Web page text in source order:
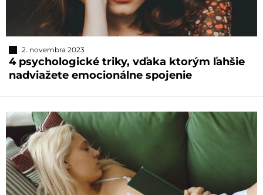
2. novembra 2023
4 psychologické triky, vďaka ktorým ľahšie
nadviažete emocionálne spojenie